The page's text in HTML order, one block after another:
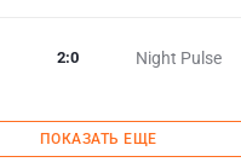
Night Pulse
2:0
ПОКАЗАТЬ ЕЩЕ